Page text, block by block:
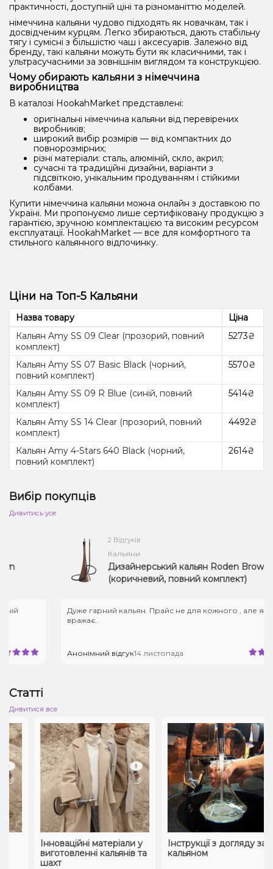
практичності, доступній ціні та різноманіттю моделей.
німеччина кальяни чудово підходять як новачкам, так і
досвідченим курцям. Легко збираються, дають стабільну
тягу і сумісні з більшістю чаш і аксесуарів. Залежно від
бренду, такі кальяни можуть бути як класичними, так і
ультрасучасними за зовнішнім виглядом та конструкцією.
Чому обирають кальяни з німеччина
виробництва
В каталозі HookahMarket представлені:
оригінальні німеччина кальяни від перевірених
виробників;
широкий вибір розмірів — від компактних до
повнорозмірних;
різні матеріали: сталь, алюміній, скло, акрил;
сучасні та традиційні дизайни, варіанти з
підсвіткою, унікальним продуванням і стійкими
колбами.
Купити німеччина кальяни можна онлайн з доставкою по
Україні. Ми пропонуємо лише сертифіковану продукцію з
гарантією, зручною комплектацією та високим ресурсом
експлуатації. HookahMarket — все для комфортного та
стильного кальянного відпочинку.
Ціни на Топ-5 Кальяни
Назва товару
Ціна
Кальян Amy SS 09 Clear (прозорий, повний
комплект)
5273₴
Кальян Amy SS 07 Basiс Black (чорний,
повний комплект)
5570₴
Кальян Amy SS 09 R Blue (синій, повний
комплект)
5414₴
Кальян Amy SS 14 Clear (прозорий, повний
комплект)
4492₴
Кальян Amy 4-Stars 640 Black (чорний,
повний комплект)
2614₴
Вибір покупців
Дивитись усе
2 Відгуків
Кальяни
Дизайнерський кальян Roden Brown
(коричневий, повний комплект)
Дуже гарний кальян. Прайс не для кожного , але якість
вражає..
Анонімний відгук14 листопада
Статті
Дивитися все
Інноваційні матеріали у
виготовленні кальянів та
шахт
Інструкції з догляду за
кальяном